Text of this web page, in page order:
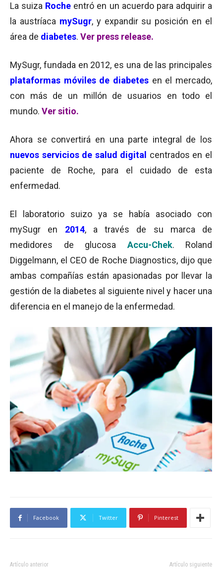
La suiza Roche entró en un acuerdo para adquirir a
la austríaca mySugr, y expandir su posición en el
área de diabetes. Ver press release.
MySugr, fundada en 2012, es una de las principales
plataformas móviles de diabetes en el mercado,
con más de un millón de usuarios en todo el
mundo. Ver sitio.
Ahora se convertirá en una parte integral de los
nuevos servicios de salud digital
centrados en el
paciente de Roche, para el cuidado de esta
enfermedad.
El laboratorio suizo ya se había asociado con
mySugr en 2014, a través de su marca de
medidores de glucosa Accu-Chek. Roland
Diggelmann, el CEO de Roche Diagnostics, dijo que
ambas compañías están apasionadas por llevar la
gestión de la diabetes al siguiente nivel y hacer una
diferencia en el manejo de la enfermedad.
Facebook Twitter Pinterest
Artículo anterior Artículo siguiente